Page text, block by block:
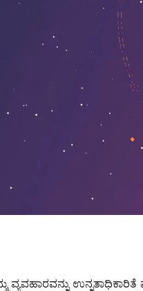
ವ್ಯವಹಾರವನ್ನು